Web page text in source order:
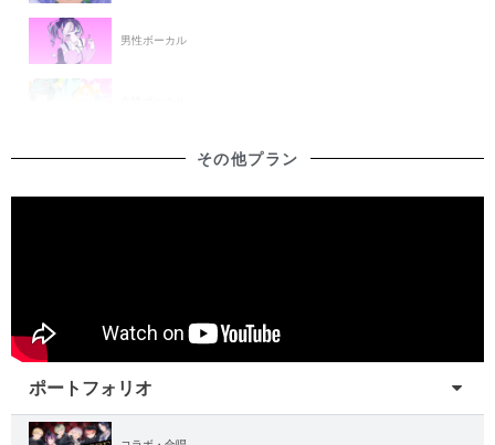
男性ボーカル
女性ボーカル その他プラン
ポートフォリオ